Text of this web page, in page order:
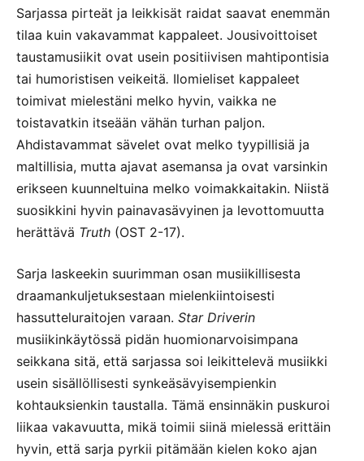
Sarjassa pirteät ja leikkisät raidat saavat enemmän
tilaa kuin vakavammat kappaleet. Jousivoittoiset
taustamusiikit ovat usein positiivisen mahtipontisia
tai humoristisen veikeitä. Ilomieliset kappaleet
toimivat mielestäni melko hyvin, vaikka ne
toistavatkin itseään vähän turhan paljon.
Ahdistavammat sävelet ovat melko tyypillisiä ja
maltillisia, mutta ajavat asemansa ja ovat varsinkin
erikseen kuunneltuina melko voimakkaitakin. Niistä
suosikkini hyvin painavasävyinen ja levottomuutta
herättävä Truth (OST 2-17).
Sarja laskeekin suurimman osan musiikillisesta
draamankuljetuksestaan mielenkiintoisesti
hassutteluraitojen varaan. Star Driverin
musiikinkäytössä pidän huomionarvoisimpana
seikkana sitä, että sarjassa soi leikittelevä musiikki
usein sisällöllisesti synkeäsävyisempienkin
kohtauksienkin taustalla. Tämä ensinnäkin puskuroi
liikaa vakavuutta, mikä toimii siinä mielessä erittäin
hyvin, että sarja pyrkii pitämään kielen koko ajan